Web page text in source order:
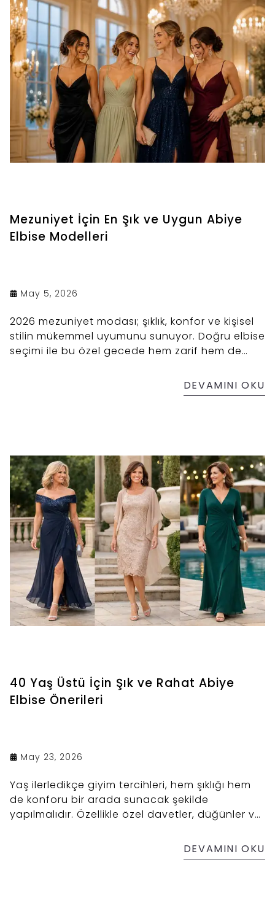
Mezuniyet İçin En Şık ve Uygun Abiye
Elbise Modelleri
May 5, 2026
2026 mezuniyet modası; şıklık, konfor ve kişisel
stilin mükemmel uyumunu sunuyor. Doğru elbise
seçimi ile bu özel gecede hem zarif hem de
DEVAMINI OKU
40 Yaş Üstü İçin Şık ve Rahat Abiye
Elbise Önerileri
May 23, 2026
Yaş ilerledikçe giyim tercihleri, hem şıklığı hem
de konforu bir arada sunacak şekilde
yapılmalıdır. Özellikle özel davetler, düğünler ve
elbiseler, kadınların kendilerini rahat
hissetmelerini sağlarken aynı zamanda
DEVAMINI OKU